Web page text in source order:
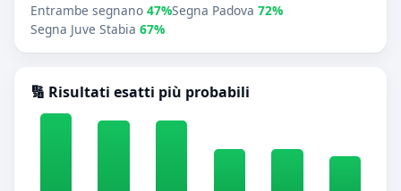
Entrambe segnano 47%Segna Padova 72%
Segna Juve Stabia 67%
🔢 Risultati esatti più probabili